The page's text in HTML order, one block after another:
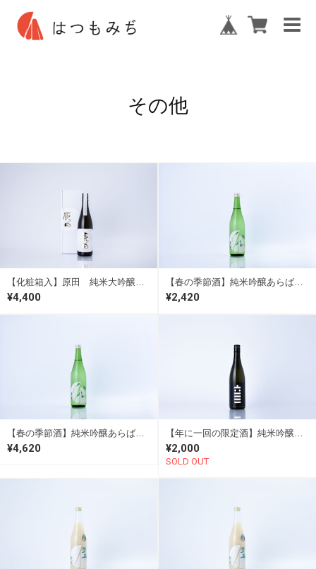
その他
¥4,400 ¥2,420
【春の季節酒】純米吟醸あらばしり「ハル」1.8L
¥4,620
【年に一回の限定酒】純米吟醸 六三一
¥2,000
SOLD OUT